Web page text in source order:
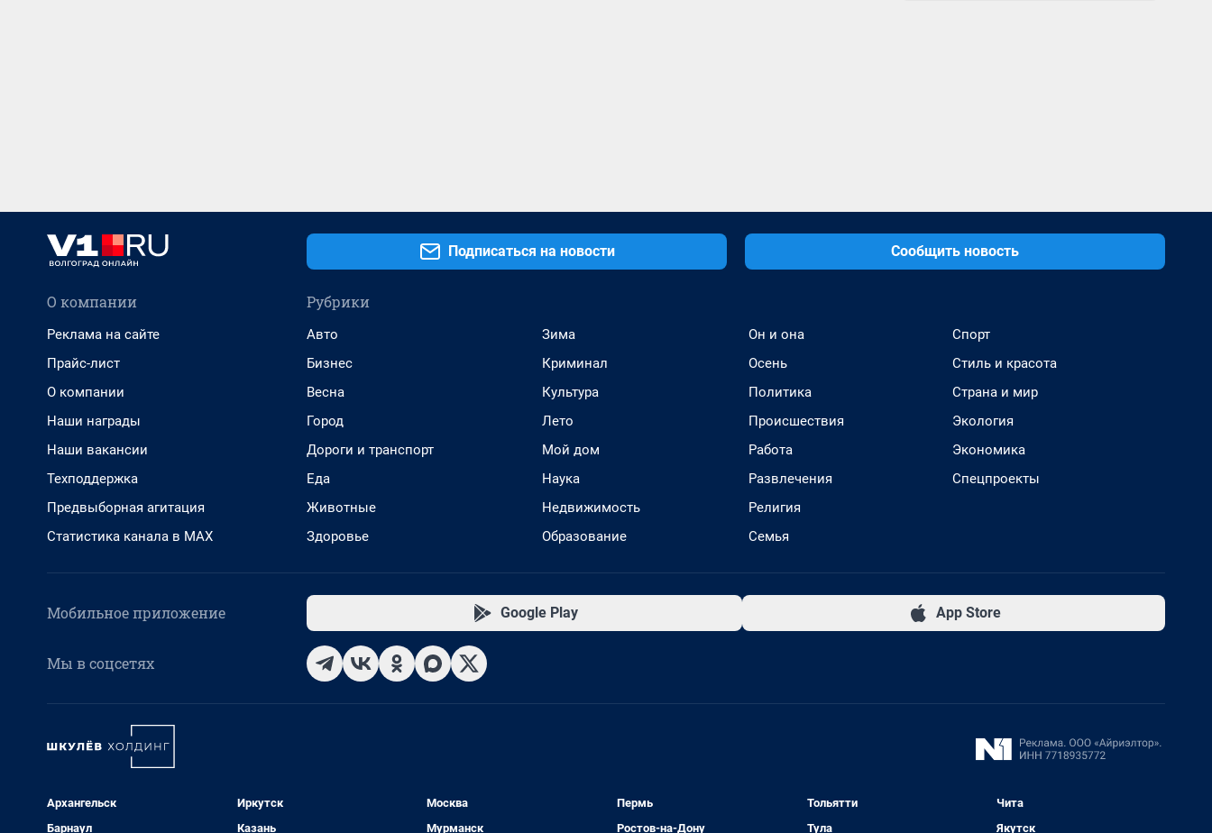
Подписаться на новости Сообщить новость
О компании
Реклама на сайте
Прайс-лист
О компании
Наши награды
Наши вакансии
Техподдержка
Предвыборная агитация
Статистика канала в MAX
Рубрики
Авто
Бизнес
Весна
Город
Дороги и транспорт
Еда
Животные
Здоровье
Зима
Криминал
Культура
Лето
Мой дом
Наука
Недвижимость
Образование
Он и она
Осень
Политика
Происшествия
Работа
Развлечения
Религия
Семья
Спорт
Стиль и красота
Страна и мир
Экология
Экономика
Спецпроекты
Мобильное приложение Google Play App Store
Мы в соцсетях
Архангельск
Барнаул
Иркутск
Казань
Москва
Мурманск
Пермь
Ростов-на-Дону
Тольятти
Тула
Чита
Якутск